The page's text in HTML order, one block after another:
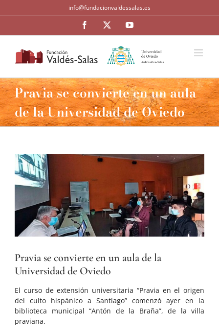
al
info@fundacionvaldessalas.es
FacebookTwitterYouTube
Pravia se convierte en un aula
de la Universidad de Oviedo
Ver
imagen
más
grande
Pravia se convierte en un aula de la
Universidad de Oviedo
El curso de extensión universitaria “Pravia en el origen
del culto hispánico a Santiago” comenzó ayer en la
biblioteca municipal “Antón de la Braña”, de la villa
praviana.